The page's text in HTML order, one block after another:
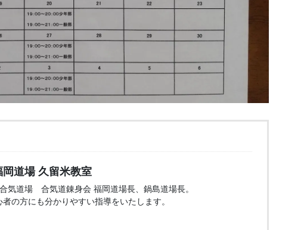
道場 久留米教室
気道場 合気道錬身会 福岡道場長、鍋島道場長。
の方にも分かりやすい指導をいたします。